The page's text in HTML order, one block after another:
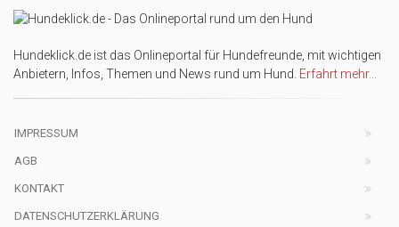
Hundeklick.de ist das Onlineportal für Hundefreunde, mit wichtigen
Anbietern, Infos, Themen und News rund um Hund. Erfahrt mehr...
IMPRESSUM
AGB
KONTAKT
DATENSCHUTZERKLÄRUNG